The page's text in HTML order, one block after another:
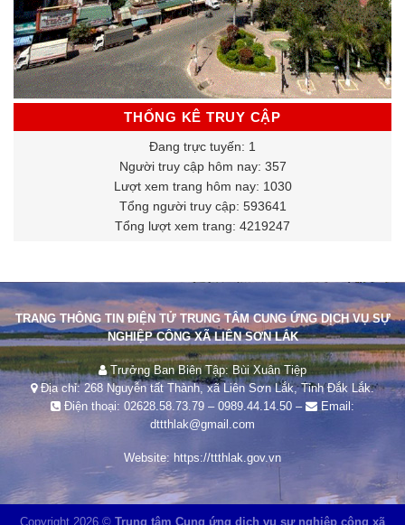
THỐNG KÊ TRUY CẬP
Đang trực tuyến: 1
Người truy cập hôm nay: 357
Lượt xem trang hôm nay: 1030
Tổng người truy cập: 593641
Tổng lượt xem trang: 4219247
TRANG THÔNG TIN ĐIỆN TỬ TRUNG TÂM CUNG ỨNG DỊCH VỤ SỰ
NGHIỆP CÔNG XÃ LIÊN SƠN LẮK
Trưởng Ban Biên Tập: Bùi Xuân Tiệp
Địa chỉ: 268 Nguyễn tất Thành, xã Liên Sơn Lắk, Tỉnh Đắk Lắk.
Điện thoại: 02628.58.73.79 – 0989.44.14.50 –
Email:
dttthlak@gmail.com
Website: https://ttthlak.gov.vn
Copyright 2026 © Trung tâm Cung ứng dịch vụ sự nghiệp công xã